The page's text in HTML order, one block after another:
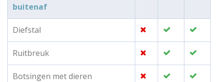
buitenaf
Diefstal
Ruitbreuk
Botsingen met dieren